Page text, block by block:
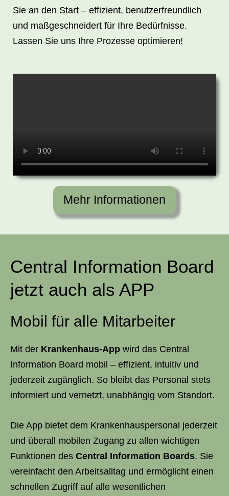
Sie an den Start – effizient, benutzerfreundlich
und maßgeschneidert für Ihre Bedürfnisse.
Lassen Sie uns Ihre Prozesse optimieren!
Mehr Informationen
Central Information Board
jetzt auch als APP
Mobil für alle Mitarbeiter
Mit der Krankenhaus-App wird das Central
Information Board mobil – effizient, intuitiv und
jederzeit zugänglich. So bleibt das Personal stets
informiert und vernetzt, unabhängig vom Standort.
Die App bietet dem Krankenhauspersonal jederzeit
und überall mobilen Zugang zu allen wichtigen
Funktionen des Central Information Boards. Sie
vereinfacht den Arbeitsalltag und ermöglicht einen
schnellen Zugriff auf alle wesentlichen